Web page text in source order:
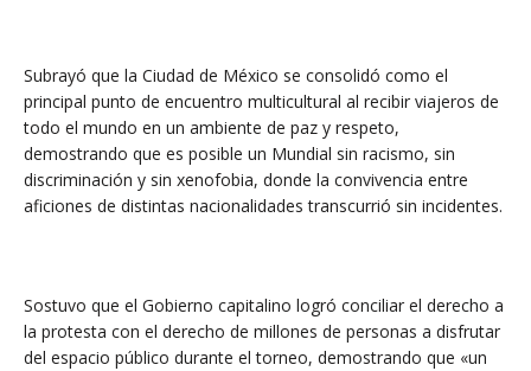
Subrayó que la Ciudad de México se consolidó como el
principal punto de encuentro multicultural al recibir viajeros de
todo el mundo en un ambiente de paz y respeto,
demostrando que es posible un Mundial sin racismo, sin
discriminación y sin xenofobia, donde la convivencia entre
aficiones de distintas nacionalidades transcurrió sin incidentes.
Sostuvo que el Gobierno capitalino logró conciliar el derecho a
la protesta con el derecho de millones de personas a disfrutar
del espacio público durante el torneo, demostrando que «un